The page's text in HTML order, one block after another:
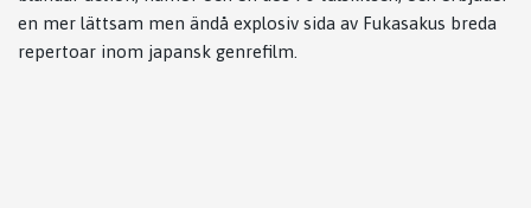
en mer lättsam men ändå explosiv sida av Fukasakus breda
repertoar inom japansk genrefilm.